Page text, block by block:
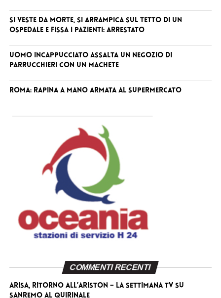
Si veste da Morte, si arrampica sul tetto di un
ospedale e fissa i pazienti: arrestato
Uomo incappucciato assalta un negozio di
parrucchieri con un machete
Roma: rapina a mano armata al supermercato
COMMENTI RECENTI
Arisa, ritorno all’Ariston – La Settimana TVsu
Sanremo al Quirinale